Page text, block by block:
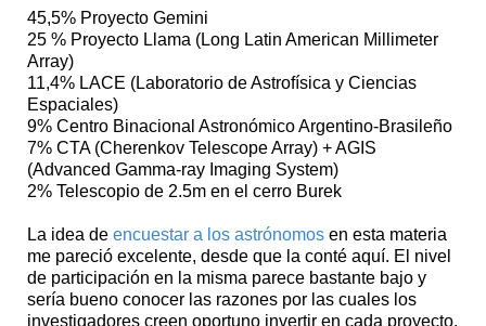
45,5% Proyecto Gemini
25 % Proyecto Llama (Long Latin American Millimeter
Array)
11,4% LACE (Laboratorio de Astrofísica y Ciencias
Espaciales)
9% Centro Binacional Astronómico Argentino-Brasileño
7% CTA (Cherenkov Telescope Array) + AGIS
(Advanced Gamma-ray Imaging System)
2% Telescopio de 2.5m en el cerro Burek
La idea de encuestar a los astrónomos en esta materia
me pareció excelente, desde que la conté aquí. El nivel
de participación en la misma parece bastante bajo y
sería bueno conocer las razones por las cuales los
investigadores creen oportuno invertir en cada proyecto.